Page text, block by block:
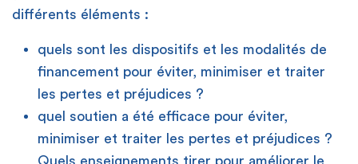
différents éléments :
quels sont les dispositifs et les modalités de
financement pour éviter, minimiser et traiter
les pertes et préjudices ?
quel soutien a été efficace pour éviter,
minimiser et traiter les pertes et préjudices ?
Quels enseignements tirer pour améliorer le